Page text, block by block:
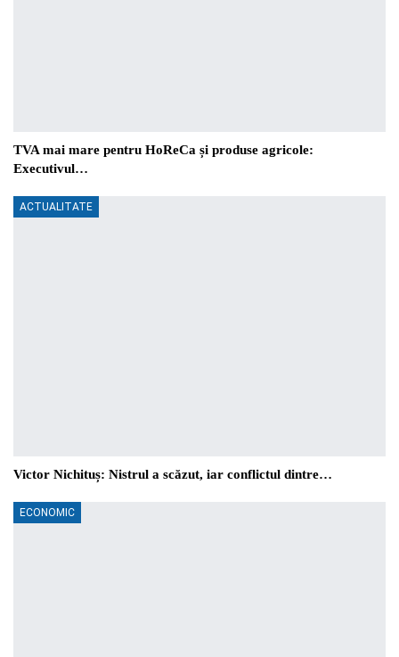
TVA mai mare pentru HoReCa și produse agricole:
Executivul…
ACTUALITATE
Victor Nichituș: Nistrul a scăzut, iar conflictul dintre…
ECONOMIC